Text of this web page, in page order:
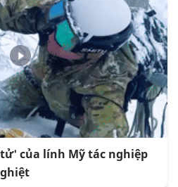
của lính Mỹ tác nghiệp